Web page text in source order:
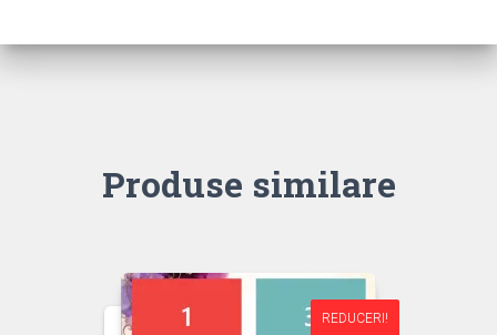
Produse similare
REDUCERI!
REDUCERI!